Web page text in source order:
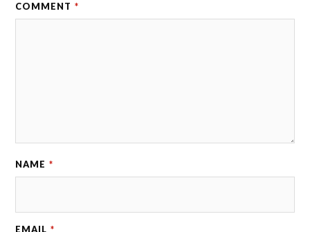
COMMENT *
NAME *
EMAIL *